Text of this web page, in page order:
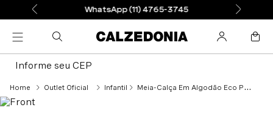
WhatsApp (11) 4765-3745
Informe seu CEP
Outlet Oficial Infantil Meia-Calça Em Algodão Eco Para Menina - Rosa